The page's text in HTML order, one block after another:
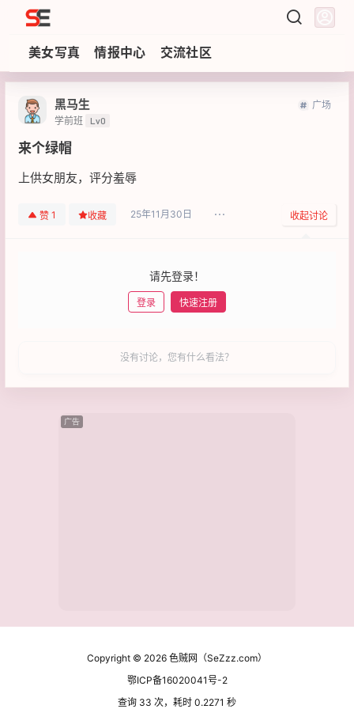
Sezzz
美女写真 情报中心 交流社区
黑马生
学前班 Lv0
广场
来个绿帽
上供女朋友，评分羞辱
赞 1 收藏 25年11月30日 收起讨论
请先登录！
登录 快速注册
没有讨论，您有什么看法？
广告
Copyright © 2026 色贼网（SeZzz.com）
鄂ICP备16020041号-2
查询 33 次，耗时 0.2271 秒